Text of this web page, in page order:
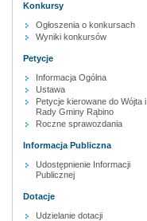
Konkursy
Ogłoszenia o konkursach
Wyniki konkursów
Petycje
Informacja Ogólna
Ustawa
Petycje kierowane do Wójta i
Rady Gminy Rąbino
Roczne sprawozdania
Informacja Publiczna
Udostępnienie Informacji
Publicznej
Dotacje
Udzielanie dotacji